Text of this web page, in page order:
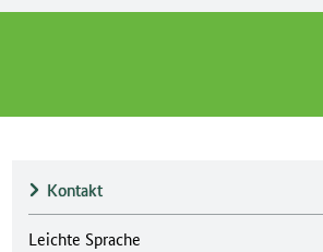
Kontakt
Leichte Sprache